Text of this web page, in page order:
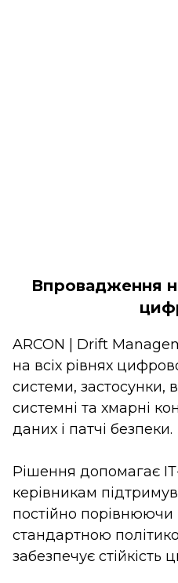
Впровадження
ARCON | Drift
на всіх рівнях
системи, застосунки,
системні та хмарні
даних і патчі безпеки.
Рішення допомагає
керівникам
постійно порівнюючи
стандартною
забезпечує стійкість